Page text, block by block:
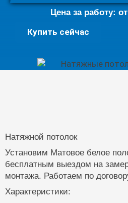
Цена за работу: от
Натяжной
потолок
quantity
Купить сейчас
Натяжной потолок
Установим Матовое белое
бесплатным выездом на
монтажа. Работаем по
Характеристики: